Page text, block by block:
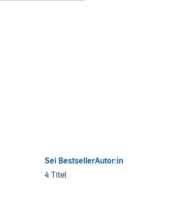
Sei BestsellerAutor:in
4 Titel